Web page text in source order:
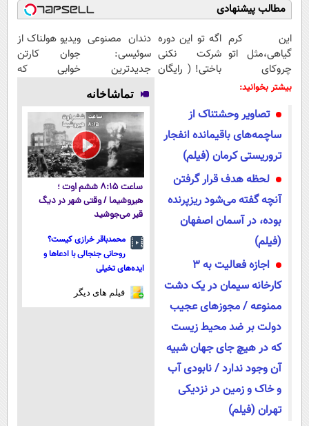
مطالب پیشنهادی
این کرم
گیاهی،مثل اتو
چروکای
پوستتوصاف
اگه تو این دوره
شرکت نکنی
باختی! ( رایگان
دندان مصنوعی
سوئیسی:
جدیدترین
فناوری اروپا،
سبک و مقاوم |
پرداخت قسطی
ویدیو هولناک از
جوان کارتن
خوابی که
بیشتر بخوانید:
تصاویر وحشتناک از
ساچمه‌های باقیمانده انفجار
تروریستی کرمان (فیلم)
لحظه هدف قرار گرفتن
آنچه گفته می‌شود ریزپرنده
بوده، در آسمان اصفهان
(فیلم)
اجازه فعالیت به ۳
کارخانه سیمان در یک دشت
ممنوعه / مجوزهای عجیب
دولت بر ضد محیط زیست
که در هیچ‌ جای جهان شبیه
آن وجود ندارد / نابودی آب
و خاک و زمین در نزدیکی
تهران (فیلم)
تماشاخانه
ساعت ۸:۱۵ ششم اوت ؛
هیروشیما / وقتی شهر در دیگ
قیر می‌جوشید
محمدباقر خرازی کیست؟
روحانی جنجالی با ادعاها و
ایده‌های تخیلی
فیلم های دیگر